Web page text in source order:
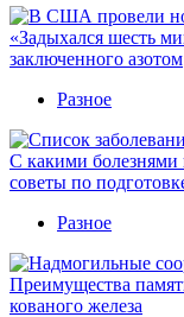
«Задыхался шесть
заключенного азотом
Разное
С какими болезнями
советы по
Разное
Преимущества
кованого железа